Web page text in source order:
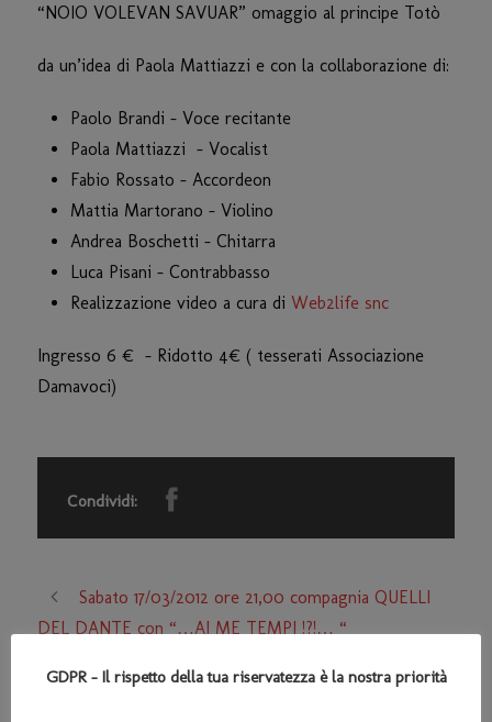
“NOIO VOLEVAN SAVUAR” omaggio al principe Totò
da un’idea di Paola Mattiazzi e con la collaborazione di:
Paolo Brandi – Voce recitante
Paola Mattiazzi – Vocalist
Fabio Rossato – Accordeon
Mattia Martorano – Violino
Andrea Boschetti – Chitarra
Luca Pisani – Contrabbasso
Realizzazione video a cura di Web2life snc
Ingresso 6 € – Ridotto 4€ ( tesserati Associazione
Damavoci)
Condividi:
Sabato 17/03/2012 ore 21,00 compagnia QUELLI
DEL DANTE con “…AI ME TEMPI !?!… “
01 e 02 GIUGNO 2012 ore 21,00 “CERCAN DOTI
GDPR - Il rispetto della tua riservatezza è la nostra priorità